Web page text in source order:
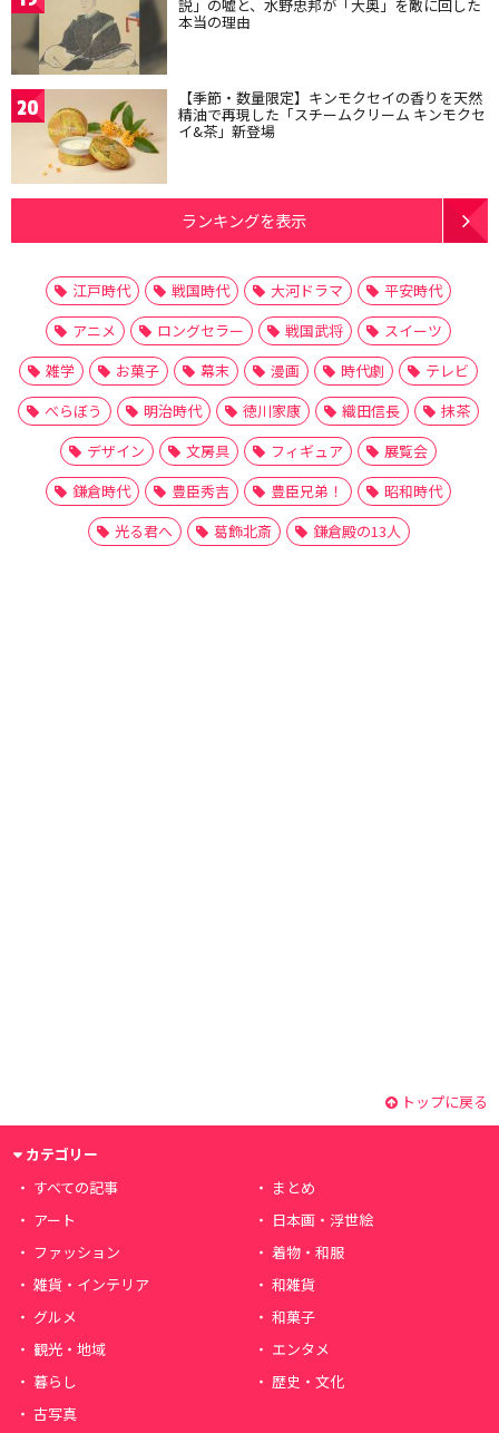
説」の嘘と、水野忠邦が「大奥」を敵に回した
本当の理由
20 【季節・数量限定】キンモクセイの香りを天然
精油で再現した「スチームクリーム キンモクセ
イ&茶」新登場
ランキングを表示
江戸時代 戦国時代 大河ドラマ
平安時代
アニメ
ロングセラー 戦国武将
スイーツ
雑学
お菓子 幕末 漫画 時代劇
テレビ
べらぼう
明治時代 徳川家康 織田信長
抹茶
デザイン
文房具 フィギュア
展覧会
鎌倉時代
豊臣秀吉 豊臣兄弟！
昭和時代
光る君へ
葛飾北斎 鎌倉殿の13人
トップに戻る
カテゴリー
すべての記事
まとめ
アート
日本画・浮世絵
ファッション
着物・和服
雑貨・インテリア
和雑貨
グルメ
和菓子
観光・地域
エンタメ
暮らし
歴史・文化
古写真